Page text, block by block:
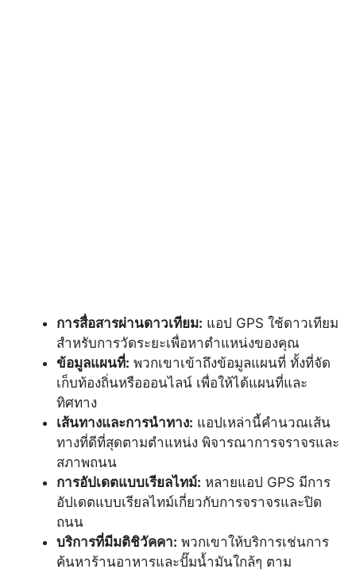
การสื่อสารผ่านดาวเทียม: แอป GPS ใช้ดาวเทียม
สำหรับการวัดระยะเพื่อหาตำแหน่งของคุณ
ข้อมูลแผนที่: พวกเขาเข้าถึงข้อมูลแผนที่ ทั้งที่จัด
เก็บท้องถิ่นหรือออนไลน์ เพื่อให้ได้แผนที่และ
ทิศทาง
เส้นทางและการนำทาง: แอปเหล่านี้คำนวณเส้น
ทางที่ดีที่สุดตามตำแหน่ง พิจารณาการจราจรและ
สภาพถนน
การอัปเดตแบบเรียลไทม์: หลายแอป GPS มีการ
อัปเดตแบบเรียลไทม์เกี่ยวกับการจราจรและปิด
ถนน
บริการที่มีมติชิวัคคา: พวกเขาให้บริการเช่นการ
ค้นหาร้านอาหารและปั๊มน้ำมันใกล้ๆ ตาม